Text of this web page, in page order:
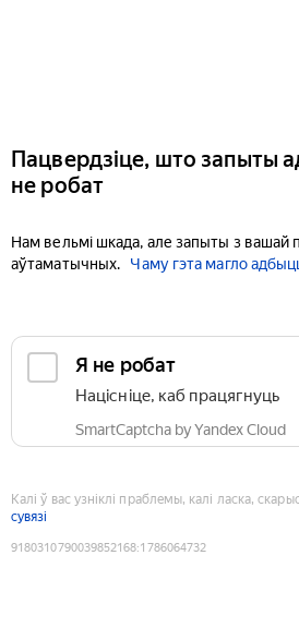
Пацвердзіце, што запыты
не робат
Нам вельмі шкада, але запыты з вашай
аўтаматычных.
Чаму гэта магло
Я не робат
Націсніце, каб працягнуць
SmartCaptcha by Yandex Cloud
Калі ў вас узніклі праблемы, калі ласка,
сувязі
9180310790039852168:1786064732